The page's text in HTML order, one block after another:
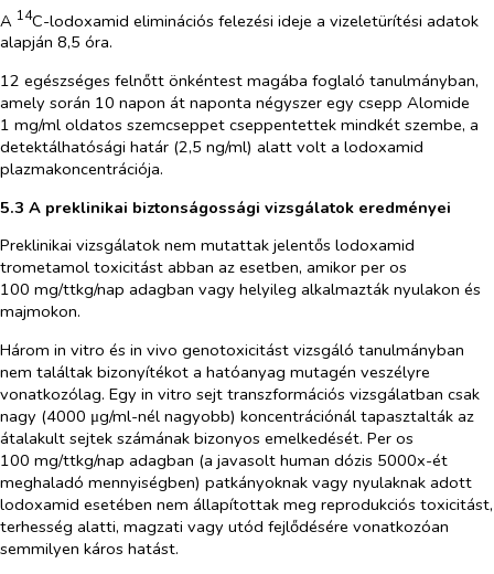
A 14C-lodoxamid eliminációs felezési ideje a vizeletürítési adatok
alapján 8,5 óra.
12 egészséges felnőtt önkéntest magába foglaló tanulmányban,
amely során 10 napon át naponta négyszer egy csepp Alomide
1 mg/ml oldatos szemcseppet cseppentettek mindkét szembe, a
detektálhatósági határ (2,5 ng/ml) alatt volt a lodoxamid
plazmakoncentrációja.
5.3 A preklinikai biztonságossági vizsgálatok eredményei
Preklinikai vizsgálatok nem mutattak jelentős lodoxamid
trometamol toxicitást abban az esetben, amikor per os
100 mg/ttkg/nap adagban vagy helyileg alkalmazták nyulakon és
majmokon.
Három in vitro és in vivo genotoxicitást vizsgáló tanulmányban
nem találtak bizonyítékot a hatóanyag mutagén veszélyre
vonatkozólag. Egy in vitro sejt transzformációs vizsgálatban csak
nagy (4000 μg/ml-nél nagyobb) koncentrációnál tapasztalták az
átalakult sejtek számának bizonyos emelkedését. Per os
100 mg/ttkg/nap adagban (a javasolt human dózis 5000x-ét
meghaladó mennyiségben) patkányoknak vagy nyulaknak adott
lodoxamid esetében nem állapítottak meg reprodukciós toxicitást,
terhesség alatti, magzati vagy utód fejlődésére vonatkozóan
semmilyen káros hatást.